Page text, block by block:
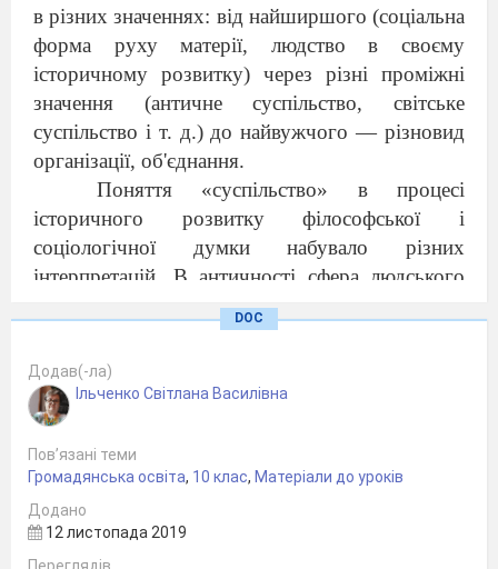
в різних значеннях: від найширшого (соціальна
форма руху матерії, людство в своєму
історичному розвитку) через різні проміжні
значення (античне суспільство, світське
суспільство і т. д.) до найвужчого — різновид
організації, об'єднання.
Поняття «суспільство» в процесі
історичного розвитку філософської і
соціологічної думки набувало різних
інтерпретацій. В античності сфера людського
існування ототожнювалася не з суспільством, а
з державою. У філософії Нового часу уявлення
про суспільство формувалися в межах теорії
природного права і суспільного договору, де
зазначено, що виникнення держави і права є
результатом свідомої угоди між людьми.
Пізніше Гегель відокремив громадянське
суспільство як сферу приватних (майнових та
ін.) інтересів від держави. Основоположник
DOC
Додав(-ла)
Ільченко Світлана Василівна
Пов’язані теми
Громадянська освіта, 10 клас, Матеріали до уроків
Додано
12 листопада 2019